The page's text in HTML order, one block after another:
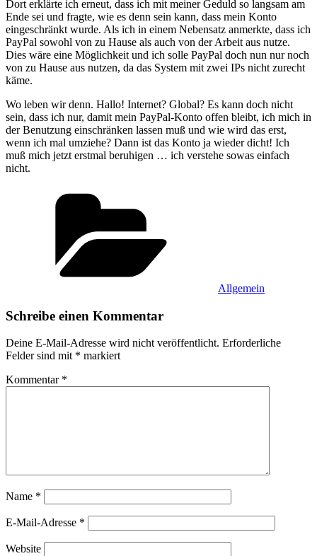
Dort erklärte ich erneut, dass ich mit meiner Geduld so langsam am
Ende sei und fragte, wie es denn sein kann, dass mein Konto
eingeschränkt wurde. Als ich in einem Nebensatz anmerkte, dass ich
PayPal sowohl von zu Hause als auch von der Arbeit aus nutze.
Dies wäre eine Möglichkeit und ich solle PayPal doch nun nur noch
von zu Hause aus nutzen, da das System mit zwei IPs nicht zurecht
käme.
Wo leben wir denn. Hallo! Internet? Global? Es kann doch nicht
sein, dass ich nur, damit mein PayPal-Konto offen bleibt, ich mich in
der Benutzung einschränken lassen muß und wie wird das erst,
wenn ich mal umziehe? Dann ist das Konto ja wieder dicht! Ich
muß mich jetzt erstmal beruhigen … ich verstehe sowas einfach
nicht.
Allgemein
Schreibe einen Kommentar
Deine E-Mail-Adresse wird nicht veröffentlicht. Erforderliche
Felder sind mit * markiert
Kommentar *
Name *
E-Mail-Adresse *
Website